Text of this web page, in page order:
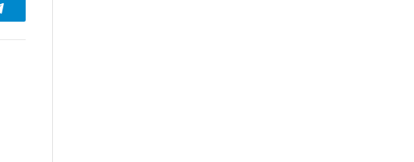
Telegram